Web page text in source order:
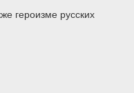
героизме русских